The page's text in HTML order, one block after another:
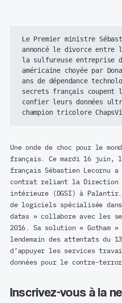
Le Premier ministre
annoncé le divorce entre
la sulfureuse entreprise
américaine choyée par
ans de dépendance
secrets français coupent
confier leurs données
champion tricolore
Une onde de choc pour le
français. Ce mardi 16 juin,
français Sébastien Lecornu
contrat reliant la Direction
intérieure (DGSI) à
de logiciels spécialisée
datas » collabore avec les
2016. Sa solution « Gotham
lendemain des attentats du
d’appuyer les services
données pour le contre-
Inscrivez-vous à la